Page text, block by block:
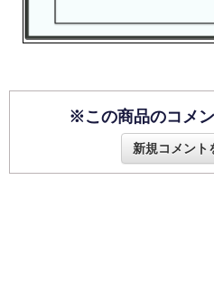
※この商品のコメ
新規コメント